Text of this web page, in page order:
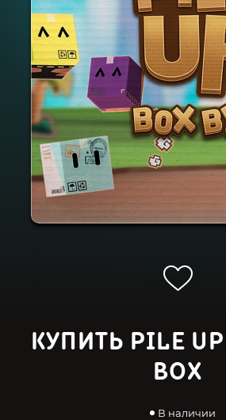
КУПИТЬ PILE
BOX
В наличии